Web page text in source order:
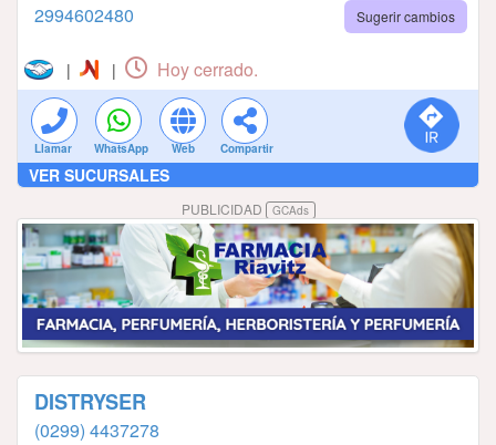
2994602480
Sugerir cambios
| | Hoy cerrado.
Llamar WhatsApp Web Compartir
VER SUCURSALES
PUBLICIDAD GCAds
DISTRYSER
(0299) 4437278